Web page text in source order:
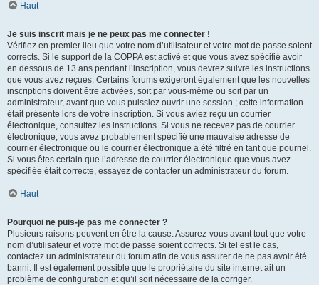
Haut
Je suis inscrit mais je ne peux pas me connecter !
Vérifiez en premier lieu que votre nom d’utilisateur et votre mot de passe soient
corrects. Si le support de la COPPA est activé et que vous avez spécifié avoir
en dessous de 13 ans pendant l’inscription, vous devrez suivre les instructions
que vous avez reçues. Certains forums exigeront également que les nouvelles
inscriptions doivent être activées, soit par vous-même ou soit par un
administrateur, avant que vous puissiez ouvrir une session ; cette information
était présente lors de votre inscription. Si vous aviez reçu un courrier
électronique, consultez les instructions. Si vous ne recevez pas de courrier
électronique, vous avez probablement spécifié une mauvaise adresse de
courrier électronique ou le courrier électronique a été filtré en tant que pourriel.
Si vous êtes certain que l’adresse de courrier électronique que vous avez
spécifiée était correcte, essayez de contacter un administrateur du forum.
Haut
Pourquoi ne puis-je pas me connecter ?
Plusieurs raisons peuvent en être la cause. Assurez-vous avant tout que votre
nom d’utilisateur et votre mot de passe soient corrects. Si tel est le cas,
contactez un administrateur du forum afin de vous assurer de ne pas avoir été
banni. Il est également possible que le propriétaire du site internet ait un
problème de configuration et qu’il soit nécessaire de la corriger.